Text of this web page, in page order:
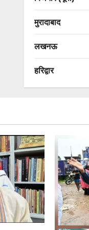
मुरादाबाद
लखनऊ
हरिद्वार